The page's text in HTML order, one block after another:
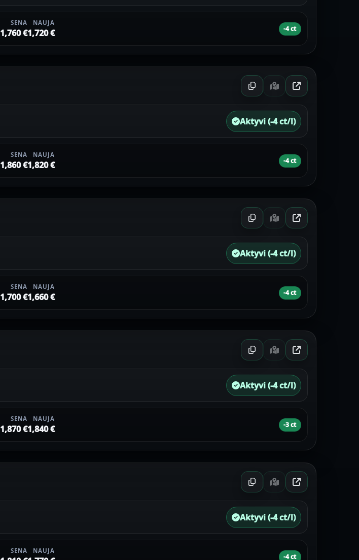
SENA
1,760 €
NAUJA
1,720 € -4 ct
Aktyvi (-4 ct/l)
SENA
1,860 €
NAUJA
1,820 € -4 ct
Aktyvi (-4 ct/l)
SENA
1,700 €
NAUJA
1,660 € -4 ct
Aktyvi (-4 ct/l)
SENA
1,870 €
NAUJA
1,840 € -3 ct
Aktyvi (-4 ct/l)
SENA NAUJA
-4 ct